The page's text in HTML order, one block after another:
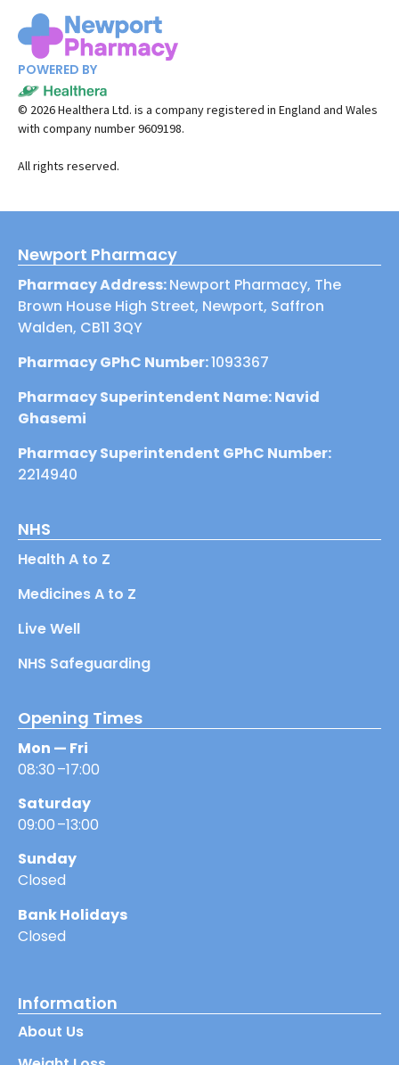
POWERED BY
© 2026Healthera Ltd. is a company registered in England and Wales
with company number 9609198.
All rights reserved.
Newport Pharmacy
Pharmacy Address:Newport Pharmacy, The
Brown House High Street, Newport, Saffron
Walden, CB11 3QY
Pharmacy GPhC Number:1093367
Pharmacy Superintendent Name: Navid
Ghasemi
Pharmacy Superintendent GPhC Number:
2214940
NHS
Health A to Z
Medicines A to Z
Live Well
NHS Safeguarding
Opening Times
Mon — Fri
08:30 –17:00
Saturday
09:00 –13:00
Sunday
Closed
Bank Holidays
Closed
Information
About Us